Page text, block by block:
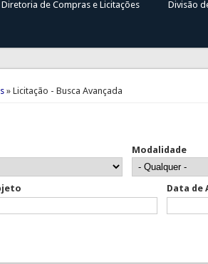
Diretoria de Compras e Licitações Divisão
» Licitação - Busca Avançada
Modalidade
Data de